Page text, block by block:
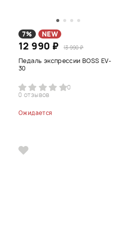
7% NEW
12 990 ₽ 13 990 ₽
Педаль экспрессии BOSS EV-
30
0
0 отзывов
Ожидается